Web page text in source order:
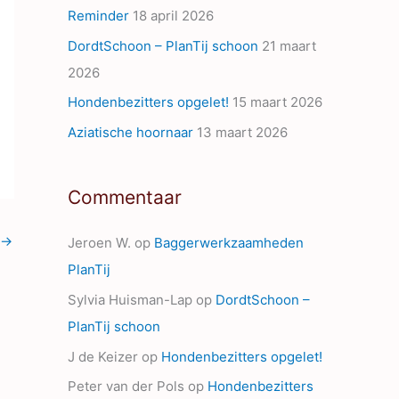
→
s
Reminder 18 april 2026
DordtSchoon – PlanTij schoon 21 maart
2026
Hondenbezitters opgelet! 15 maart 2026
Aziatische hoornaar 13 maart 2026
Commentaar
Jeroen W. op Baggerwerkzaamheden
PlanTij
Sylvia Huisman-Lap op DordtSchoon –
PlanTij schoon
J de Keizer op Hondenbezitters opgelet!
Peter van der Pols op Hondenbezitters